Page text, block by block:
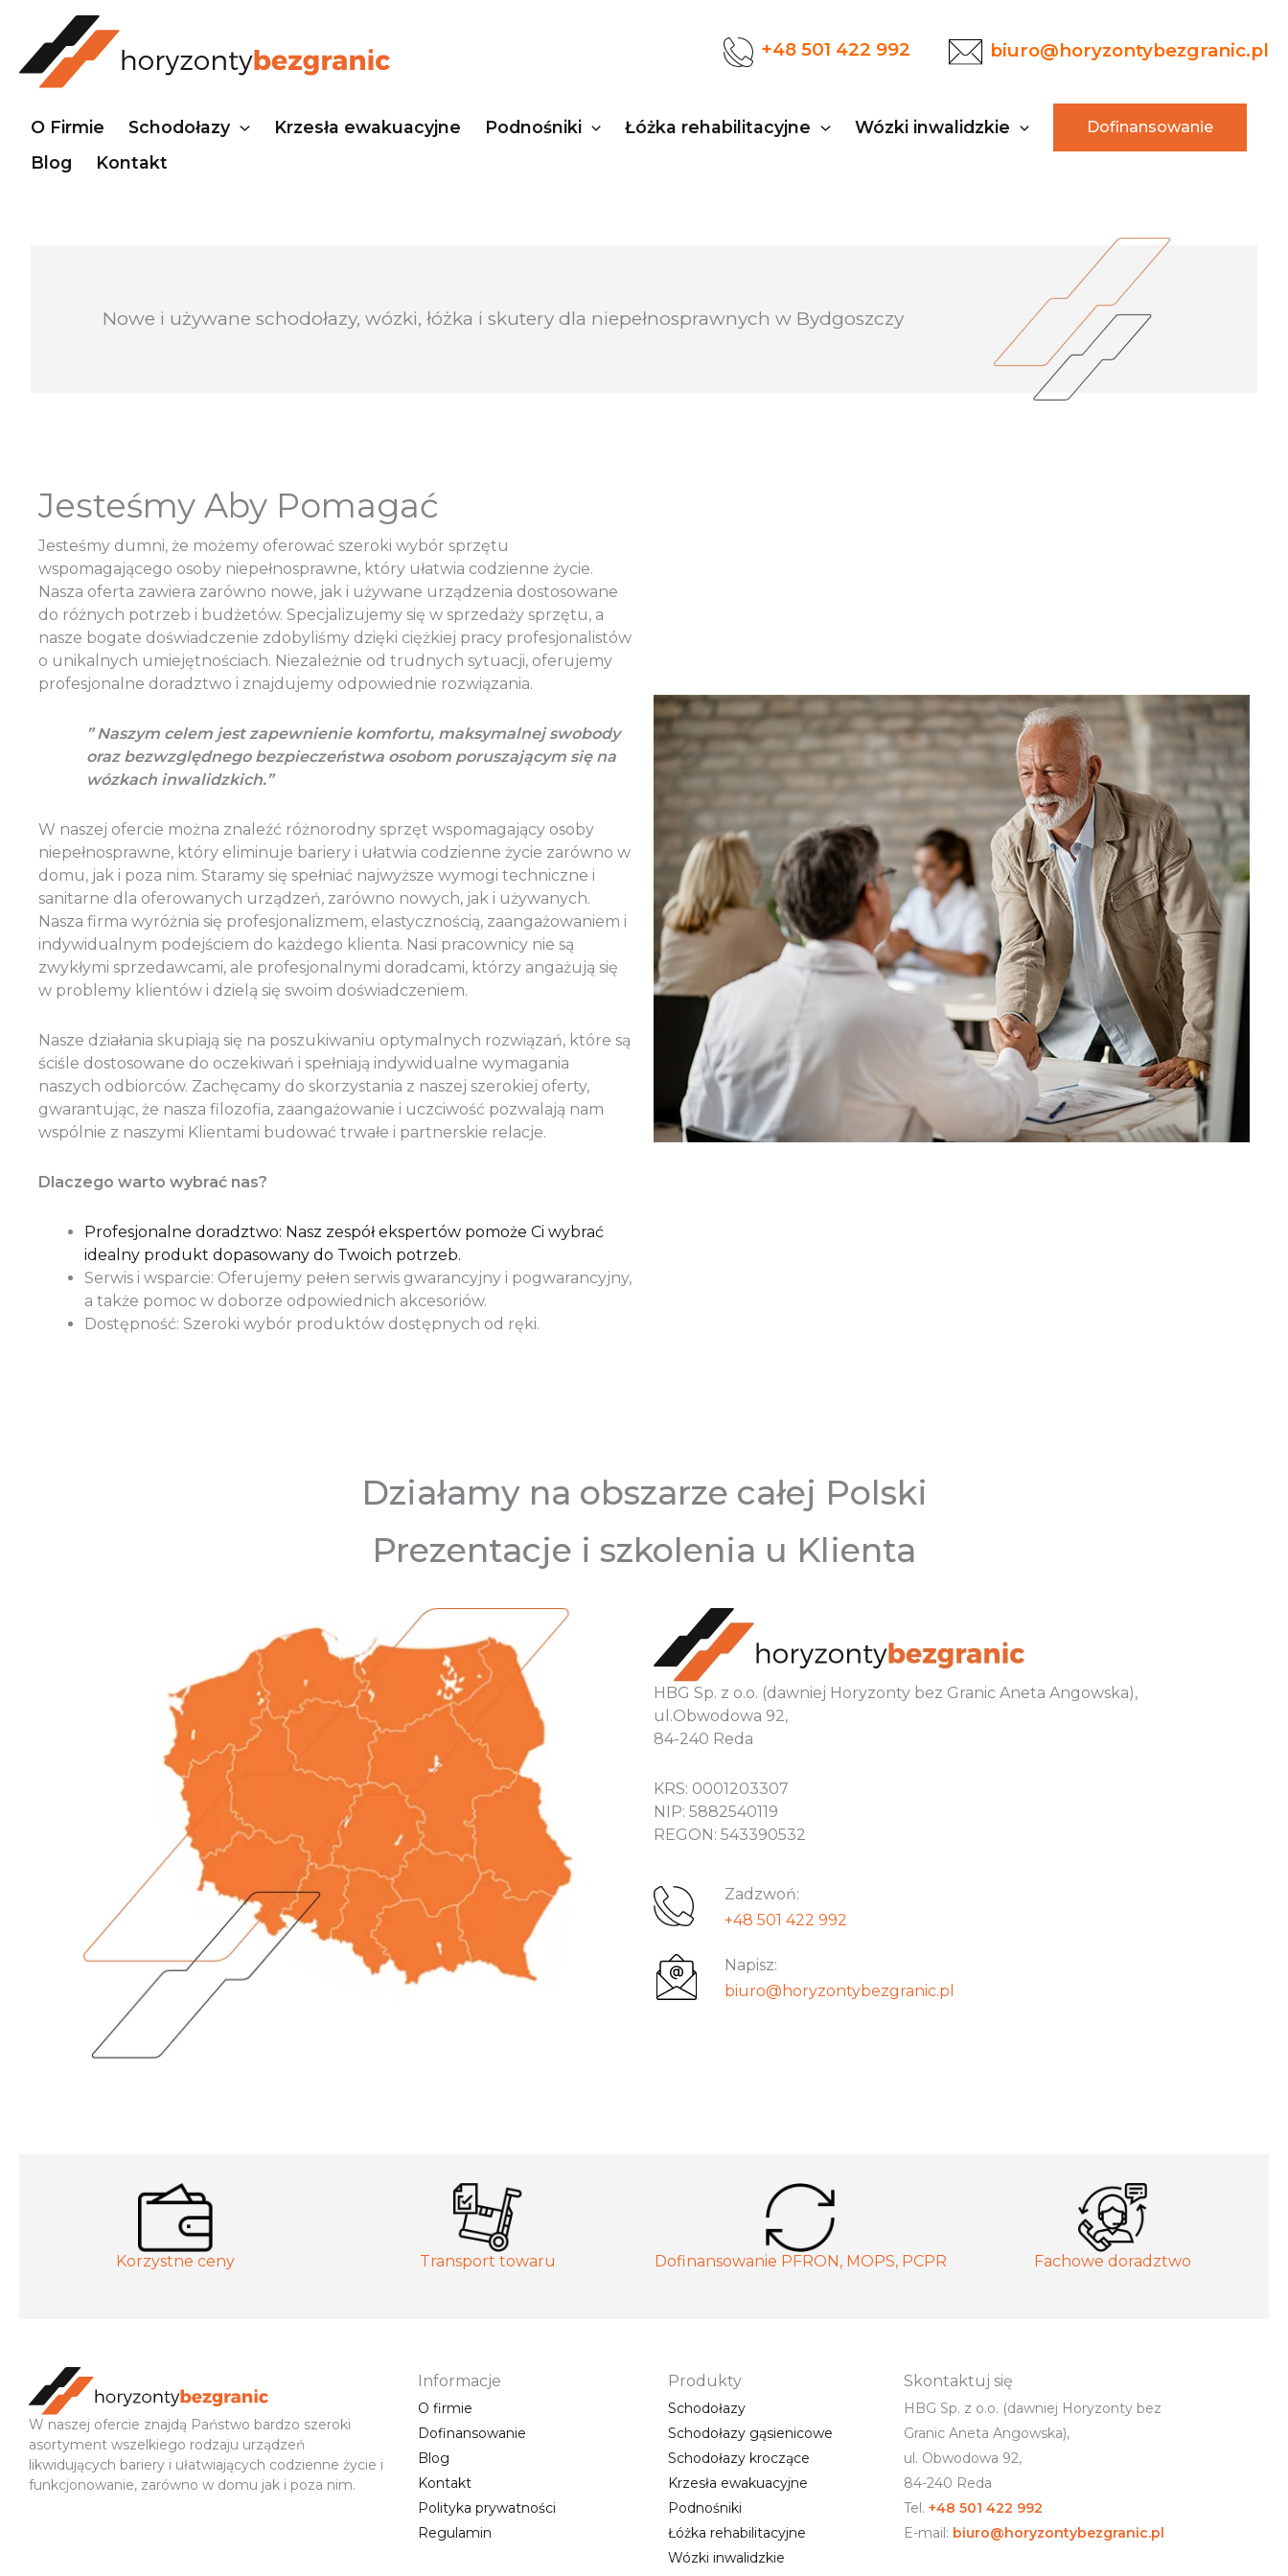
treści
+48 501 422 992 biuro@horyzontybezgranic.pl
O Firmie Schodołazy Krzesła ewakuacyjne Podnośniki Łóżka rehabilitacyjne Wózki inwalidzkie Dofinansowanie
Blog Kontakt
Nowe i używane schodołazy, wózki, łóżka i skutery dla niepełnosprawnych w Bydgoszczy
Jesteśmy Aby Pomagać
Jesteśmy dumni, że możemy oferować szeroki wybór sprzętu
wspomagającego osoby niepełnosprawne, który ułatwia codzienne życie.
Nasza oferta zawiera zarówno nowe, jak i używane urządzenia dostosowane
do różnych potrzeb i budżetów. Specjalizujemy się w sprzedaży sprzętu, a
nasze bogate doświadczenie zdobyliśmy dzięki ciężkiej pracy profesjonalistów
o unikalnych umiejętnościach. Niezależnie od trudnych sytuacji, oferujemy
profesjonalne doradztwo i znajdujemy odpowiednie rozwiązania.
” Naszym celem jest zapewnienie komfortu, maksymalnej swobody
oraz bezwzględnego bezpieczeństwa osobom poruszającym się na
wózkach inwalidzkich.”
W naszej ofercie można znaleźć różnorodny sprzęt wspomagający osoby
niepełnosprawne, który eliminuje bariery i ułatwia codzienne życie zarówno w
domu, jak i poza nim. Staramy się spełniać najwyższe wymogi techniczne i
sanitarne dla oferowanych urządzeń, zarówno nowych, jak i używanych.
Nasza firma wyróżnia się profesjonalizmem, elastycznością, zaangażowaniem i
indywidualnym podejściem do każdego klienta. Nasi pracownicy nie są
zwykłymi sprzedawcami, ale profesjonalnymi doradcami, którzy angażują się
w problemy klientów i dzielą się swoim doświadczeniem.
Nasze działania skupiają się na poszukiwaniu optymalnych rozwiązań, które są
ściśle dostosowane do oczekiwań i spełniają indywidualne wymagania
naszych odbiorców. Zachęcamy do skorzystania z naszej szerokiej oferty,
gwarantując, że nasza filozofia, zaangażowanie i uczciwość pozwalają nam
wspólnie z naszymi Klientami budować trwałe i partnerskie relacje.
Dlaczego warto wybrać nas?
Profesjonalne doradztwo: Nasz zespół ekspertów pomoże Ci wybrać
idealny produkt dopasowany do Twoich potrzeb.
Serwis i wsparcie: Oferujemy pełen serwis gwarancyjny i pogwarancyjny,
a także pomoc w doborze odpowiednich akcesoriów.
Dostępność: Szeroki wybór produktów dostępnych od ręki.
Działamy na obszarze całej Polski
Prezentacje i szkolenia u Klienta
HBG Sp. z o.o. (dawniej Horyzonty bez Granic Aneta Angowska),
ul.Obwodowa 92,
84-240 Reda
KRS: 0001203307
NIP: 5882540119
REGON: 543390532
Zadzwoń:
+48 501 422 992
Napisz:
biuro@horyzontybezgranic.pl
Korzystne ceny Transport towaru Dofinansowanie PFRON, MOPS, PCPR Fachowe doradztwo
W naszej ofercie znajdą Państwo bardzo szeroki
asortyment wszelkiego rodzaju urządzeń
likwidujących bariery i ułatwiających codzienne życie i
funkcjonowanie, zarówno w domu jak i poza nim.
Informacje
O firmie
Dofinansowanie
Blog
Kontakt
Polityka prywatności
Regulamin
Produkty
Schodołazy
Schodołazy gąsienicowe
Schodołazy kroczące
Krzesła ewakuacyjne
Podnośniki
Łóżka rehabilitacyjne
Wózki inwalidzkie
Skontaktuj się
HBG Sp. z o.o. (dawniej Horyzonty bez
Granic Aneta Angowska),
ul. Obwodowa 92,
84-240 Reda
Tel. +48 501 422 992
E-mail: biuro@horyzontybezgranic.pl